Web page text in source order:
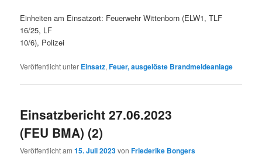
Einheiten am Einsatzort: Feuerwehr Wittenborn (ELW1, TLF
16/25, LF
10/6), Polizei
Veröffentlicht unter Einsatz,Feuer, ausgelöste Brandmeldeanlage
Einsatzbericht 27.06.2023
(FEU BMA) (2)
Veröffentlicht am15. Juli 2023vonFriederike Bongers